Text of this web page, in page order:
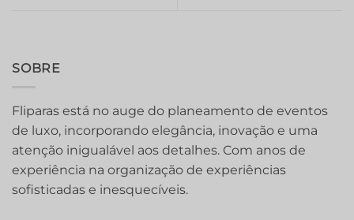
SOBRE
Fliparas está no auge do planeamento de eventos
de luxo, incorporando elegância, inovação e uma
atenção inigualável aos detalhes. Com anos de
experiência na organização de experiências
sofisticadas e inesquecíveis.